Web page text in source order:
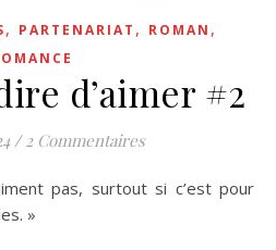
, PARTENARIAT , ROMAN ,
d’aimer #2
/ 2 Commentaires
pas, surtout si c’est pour
»